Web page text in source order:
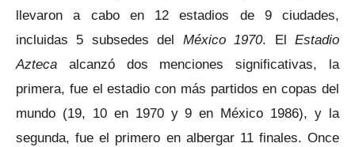
llevaron a cabo en 12 estadios de 9 ciudades,
incluidas 5 subsedes del México 1970. ElEstadio
Azteca alcanzó dos menciones significativas, la
primera, fue el estadio con más partidos en copas del
mundo (19, 10 en 1970 y 9 en México 1986), y la
segunda, fue el primero en albergar 11 finales. Once